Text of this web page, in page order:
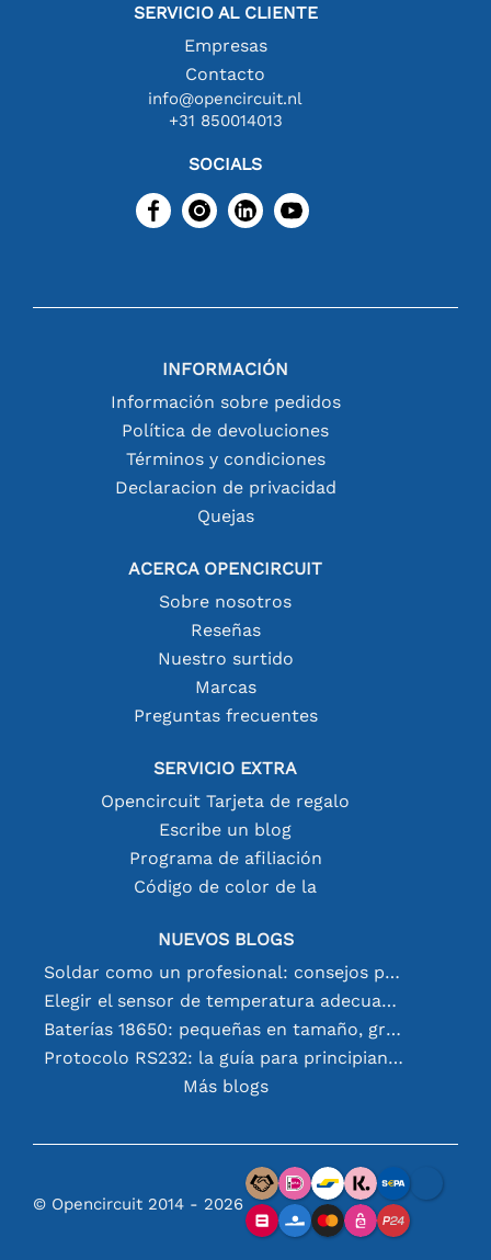
SERVICIO AL CLIENTE
Empresas
Contacto
info@opencircuit.nl
+31 850014013
SOCIALS
INFORMACIÓN
Información sobre pedidos
Política de devoluciones
Términos y condiciones
Declaracion de privacidad
Quejas
ACERCA OPENCIRCUIT
Sobre nosotros
Reseñas
Nuestro surtido
Marcas
Preguntas frecuentes
SERVICIO EXTRA
Opencircuit Tarjeta de regalo
Escribe un blog
Programa de afiliación
Código de color de la
NUEVOS BLOGS
Soldar como un profesional: consejos para conexiones electrónicas perfectas
Elegir el sensor de temperatura adecuado [youtube]
Baterías 18650: pequeñas en tamaño, grandes en rendimiento
Protocolo RS232: la guía para principiantes
Más blogs
© Opencircuit 2014 - 2026